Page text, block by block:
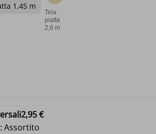
1,45 m
Tela
piatta
2,6 m
€
Assortito